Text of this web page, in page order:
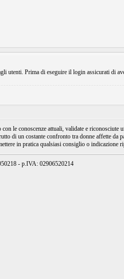
utenti. Prima di eseguire il login assicurati di
le conoscenze attuali, validate e riconosciute
di un costante confronto tra donne affette da
in pratica qualsiasi consiglio o indicazione
- p.IVA: 02906520214